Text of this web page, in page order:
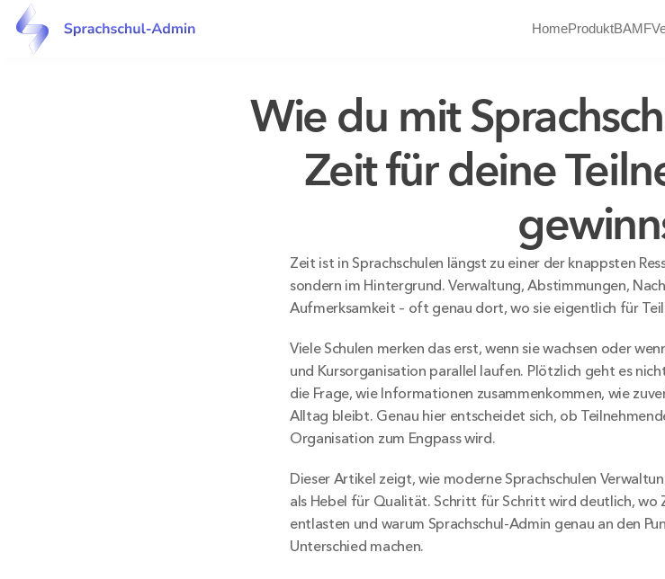
Wie du mit
Zeit für deine
Zeit ist in Sprachschulen längst zu einer der knappsten
sondern im Hintergrund. Verwaltung, Abstimmungen,
Aufmerksamkeit – oft genau dort, wo sie eigentlich für
Viele Schulen merken das erst, wenn sie wachsen oder
und Kursorganisation parallel laufen. Plötzlich geht es
die Frage, wie Informationen zusammenkommen, wie
Alltag bleibt. Genau hier entscheidet sich, ob
Organisation zum Engpass wird.
Dieser Artikel zeigt, wie moderne Sprachschulen
als Hebel für Qualität. Schritt für Schritt wird deutlich, wo
entlasten und warum Sprachschul-Admin genau an den
Unterschied machen.
HomeProduktBAMF